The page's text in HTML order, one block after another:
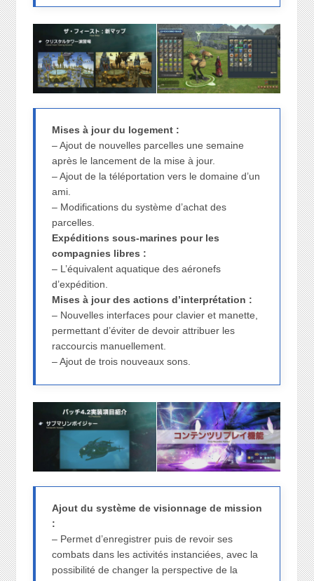
Mises à jour du logement :
– Ajout de nouvelles parcelles une semaine
après le lancement de la mise à jour.
– Ajout de la téléportation vers le domaine d’un
ami.
– Modifications du système d’achat des
parcelles.
Expéditions sous-marines pour les
compagnies libres :
– L’équivalent aquatique des aéronefs
d’expédition.
Mises à jour des actions d’interprétation :
– Nouvelles interfaces pour clavier et manette,
permettant d’éviter de devoir attribuer les
raccourcis manuellement.
– Ajout de trois nouveaux sons.
Ajout du système de visionnage de mission
:
– Permet d’enregistrer puis de revoir ses
combats dans les activités instanciées, avec la
possibilité de changer la perspective de la